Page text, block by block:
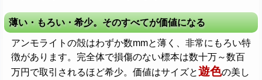
薄い・もろい・希少。そのすべてが価値になる
アンモライトの殻はわずか数mmと薄く、非常にもろい特
徴があります。完全体で損傷のない標本は数十万～数百
万円で取引されるほど希少。価値はサイズと遊色の美し